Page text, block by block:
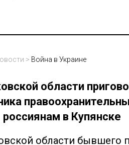
> Война в Украине
области
в Купянске
области бывшего